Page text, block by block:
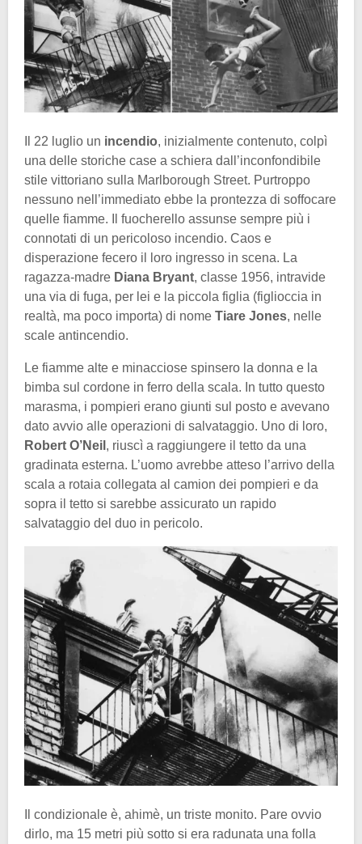
Il 22 luglio un incendio, inizialmente contenuto, colpì
una delle storiche case a schiera dall’inconfondibile
stile vittoriano sulla Marlborough Street. Purtroppo
nessuno nell’immediato ebbe la prontezza di soffocare
quelle fiamme. Il fuocherello assunse sempre più i
connotati di un pericoloso incendio. Caos e
disperazione fecero il loro ingresso in scena. La
ragazza-madre Diana Bryant, classe 1956, intravide
una via di fuga, per lei e la piccola figlia (figlioccia in
realtà, ma poco importa) di nome Tiare Jones, nelle
scale antincendio.
Le fiamme alte e minacciose spinsero la donna e la
bimba sul cordone in ferro della scala. In tutto questo
marasma, i pompieri erano giunti sul posto e avevano
dato avvio alle operazioni di salvataggio. Uno di loro,
Robert O’Neil , riuscì a raggiungere il tetto da una
gradinata esterna. L’uomo avrebbe atteso l’arrivo della
scala a rotaia collegata al camion dei pompieri e da
sopra il tetto si sarebbe assicurato un rapido
salvataggio del duo in pericolo.
Il condizionale è, ahimè, un triste monito. Pare ovvio
dirlo, ma 15 metri più sotto si era radunata una folla